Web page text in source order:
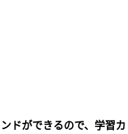
ドができるので、学習